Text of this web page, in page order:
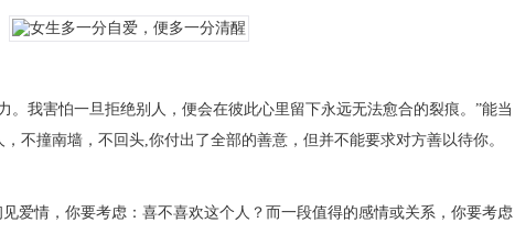
。我害怕一旦拒绝别人，便会在彼此心里留下永远无法愈合的裂痕。”能当
不撞南墙，不回头,你付出了全部的善意，但并不能要求对方善以待你。
爱情，你要考虑：喜不喜欢这个人？而一段值得的感情或关系，你要考虑